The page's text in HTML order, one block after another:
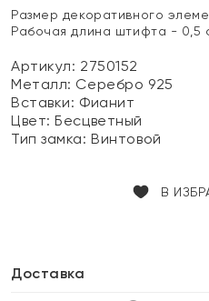
Размер декоративного
Рабочая длина штифта - 0,5
Артикул: 2750152
Металл: Серебро 925
Вставки: Фианит
Цвет:Бесцветный
Тип замка:Винтовой
В
Доставка